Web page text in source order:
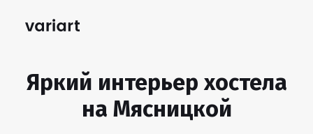
Яркий интерьер хостела
на Мясницкой